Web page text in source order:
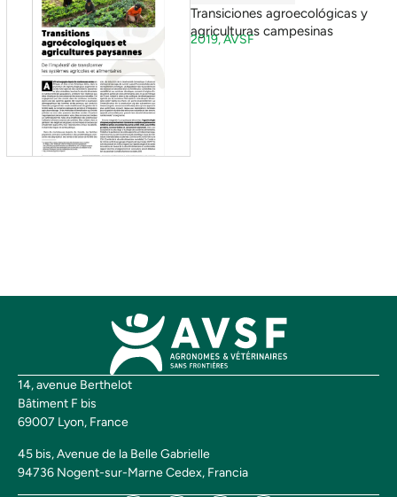
Transiciones agroecológicas y
agriculturas campesinas
2019,AVSF
14, avenue Berthelot
Bâtiment F bis
69007 Lyon, France
45 bis, Avenue de la Belle Gabrielle
94736 Nogent-sur-Marne Cedex, Francia